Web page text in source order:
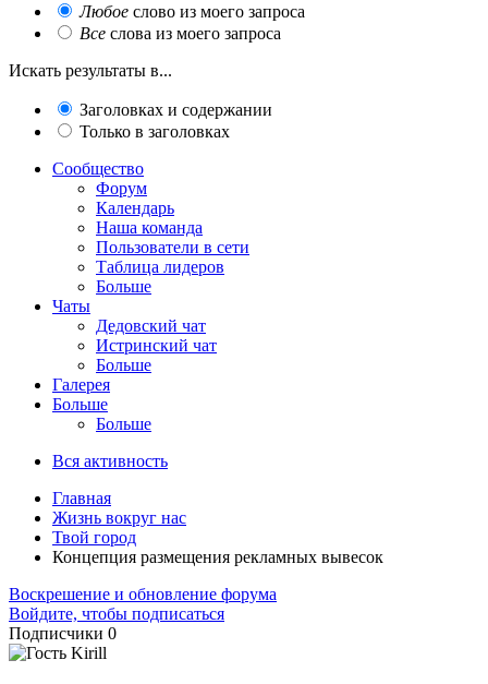
Любое слово из моего запроса
Все слова из моего запроса
Искать результаты в...
Заголовках и содержании
Только в заголовках
Сообщество
Форум
Календарь
Наша команда
Пользователи в сети
Таблица лидеров
Больше
Чаты
Дедовский чат
Истринский чат
Больше
Галерея
Больше
Больше
Вся активность
Главная
Жизнь вокруг нас
Твой город
Концепция размещения рекламных вывесок
Воскрешение и обновление форума
Войдите, чтобы подписаться
Подписчики 0